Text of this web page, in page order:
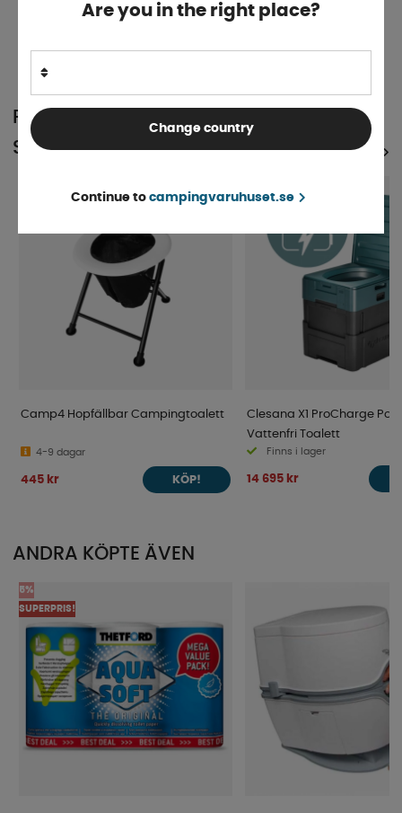
Finns i lager
POPULÄRT INOM
SAMMA KATEGORI
SE ALLA PRODUKTER
Camp4 Hopfällbar Campingtoalett
4-9 dagar
445 kr KÖP!
Clesana X1 ProCharge
Vattenfri Toalett
Finns i lager
14 695 kr
ANDRA KÖPTE ÄVEN
5%
SUPERPRIS!
Are you in the right place?
Change country
Continue to campingvaruhuset.se